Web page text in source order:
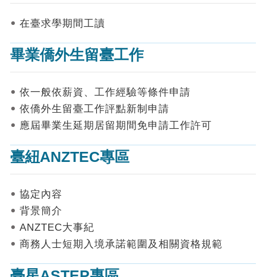
請
請
進
詢
見
答
統
數
據
首
在臺求學期間工讀
畢業僑外生留臺工作
依一般依薪資、工作經驗等條件申請
依僑外生留臺工作評點新制申請
應屆畢業生延期居留期間免申請工作許可
臺紐ANZTEC專區
協定內容
背景簡介
ANZTEC大事紀
商務人士短期入境承諾範圍及相關資格規範